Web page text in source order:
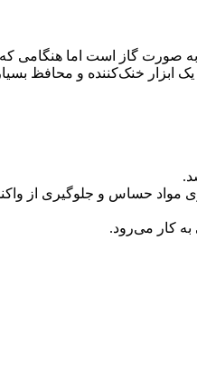
درمی‌آید. این ماده در دمای اتاق به صورت گاز
ابزار خنک‌کننده و محافظ
مواد حساس و جلوگیری از
به کار می‌رود.